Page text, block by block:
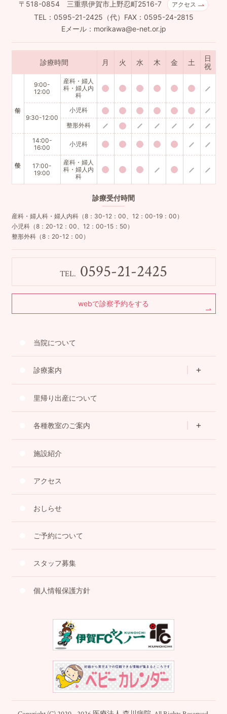
〒518-0854 三重県伊賀市上野忍町2516-7 アクセス
TEL：0595-21-2425（代）FAX：0595-24-2815
Eメール：morikawa@e-net.or.jp
診療時間 月 火 水 木 金 土
日
祝
9:00-
12:00
産科・婦人
科・婦人内
科
9:30-12:00
小児科
整形外科
14:00-
16:00
小児科
17:00-
19:00
産科・婦人
科・婦人内
科
診療受付時間
産科・婦人科・婦人内科（8：30-12：00、12：00-19：00）
小児科（8：20-12：00、12：00-15：50）
整形外科（8：20-12：00）
TEL. 0595-21-2425
webで診察予約をする
当院について
診療案内
里帰り出産について
各種教室のご案内
施設紹介
アクセス
おしらせ
ご予約について
スタッフ募集
個人情報保護方針